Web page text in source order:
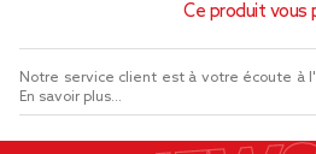
Ce produit vous
Notre service client est à votre écoute à
En savoir plus...